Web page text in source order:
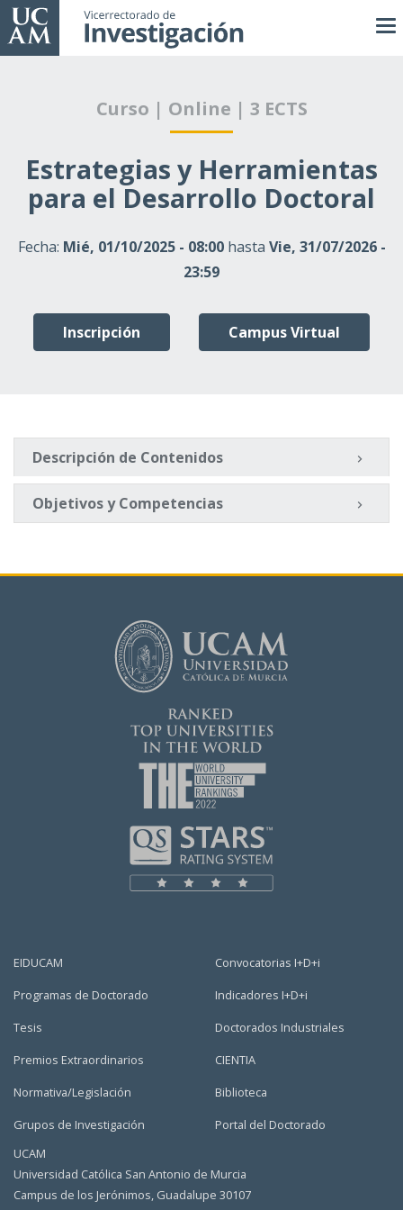
Pasar
al
Curso | Online | 3 ECTS
Estrategias y Herramientas
para el Desarrollo Doctoral
Fecha: Mié, 01/10/2025 - 08:00hasta Vie, 31/07/2026 -
23:59
Inscripción Campus Virtual
Descripción de Contenidos
Objetivos y Competencias
EIDUCAM
Programas de Doctorado
Tesis
Premios Extraordinarios
Normativa/Legislación
Grupos de Investigación
Convocatorias I+D+i
Indicadores I+D+i
Doctorados Industriales
CIENTIA
Biblioteca
Portal del Doctorado
UCAM
Universidad Católica San Antonio de Murcia
Campus de los Jerónimos, Guadalupe 30107